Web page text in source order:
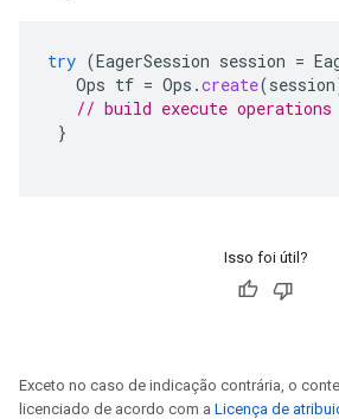
try (EagerSession session =
Ops tf = Ops .create(session
// build execute operations
}
Isso foi útil?
Exceto no caso de indicação contrária, o
licenciado de acordo com a Licença de